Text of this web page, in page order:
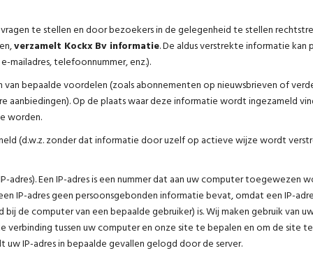
te stellen en door bezoekers in de gelegenheid te stellen
verzamelt Kockx Bv informatie. De aldus verstrekte informatie
mailadres, telefoonnummer, enz.).
bepaalde voordelen (zoals abonnementen op nieuwsbrieven of
Op de plaats waar deze informatie wordt ingezameld
worden.
(d.w.z. zonder dat informatie door uzelf op actieve wijze wordt
adres). Een IP-adres is een nummer dat aan uw computer toegewezen
adres geen persoonsgebonden informatie bevat, omdat een IP-
de computer van een bepaalde gebruiker) is. Wij maken gebruik van
verbinding tussen uw computer en onze site te bepalen en om de site
IP-adres in bepaalde gevallen gelogd door de server.